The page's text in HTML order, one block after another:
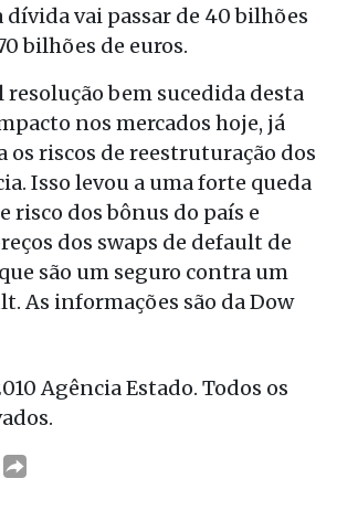
vai passar de 40 bilhões
bilhões de euros.
bem sucedida desta
nos mercados hoje, já
riscos de reestruturação dos
Isso levou a uma forte queda
risco dos bônus do país e
dos swaps de default de
são um seguro contra um
As informações são da Dow
Agência Estado. Todos os